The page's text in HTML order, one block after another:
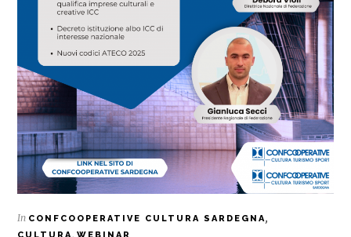
In CONFCOOPERATIVE CULTURA SARDEGNA,
,